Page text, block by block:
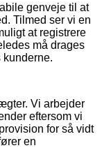
genveje til at
Tilmed ser vi en
at registrere
må drages
kunderne.
Vi arbejder
eftersom vi
for så vidt
en